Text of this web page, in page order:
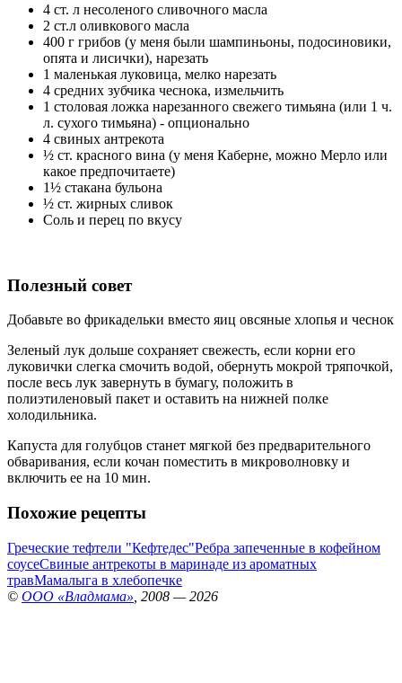
4 ст. л несоленого сливочного масла
2 ст.л оливкового масла
400 г грибов (у меня были шампиньоны, подосиновики,
опята и лисички), нарезать
1 маленькая луковица, мелко нарезать
4 средних зубчика чеснока, измельчить
1 столовая ложка нарезанного свежего тимьяна (или 1 ч.
л. сухого тимьяна) - опционально
4 свиных антрекота
½ ст. красного вина (у меня Каберне, можно Мерло или
какое предпочитаете)
1½ стакана бульона
½ ст. жирных сливок
Соль и перец по вкусу
Полезный совет
Добавьте во фрикадельки вместо яиц овсяные хлопья и чеснок
Зеленый лук дольше сохраняет свежесть, если корни его
луковички слегка смочить водой, обернуть мокрой тряпочкой,
после весь лук завернуть в бумагу, положить в
полиэтиленовый пакет и оставить на нижней полке
холодильника.
Капуста для голубцов станет мягкой без предварительного
обваривания, если кочан поместить в микроволновку и
включить ее на 10 мин.
Похожие рецепты
Греческие тефтели "Кефтедес"Ребра запеченные в кофейном
соусеСвиные антрекоты в маринаде из ароматных
травМамалыга в хлебопечке
© ООО «Владмама» , 2008 — 2026